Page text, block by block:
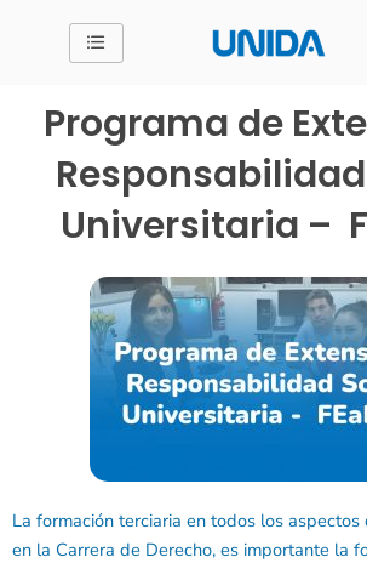
Programa de
Universitaria –
La formación terciaria en todos los
en la Carrera de Derecho, es importante la